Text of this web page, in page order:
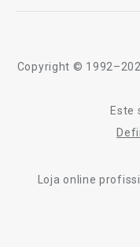
Copyright ©
Este
Loja online